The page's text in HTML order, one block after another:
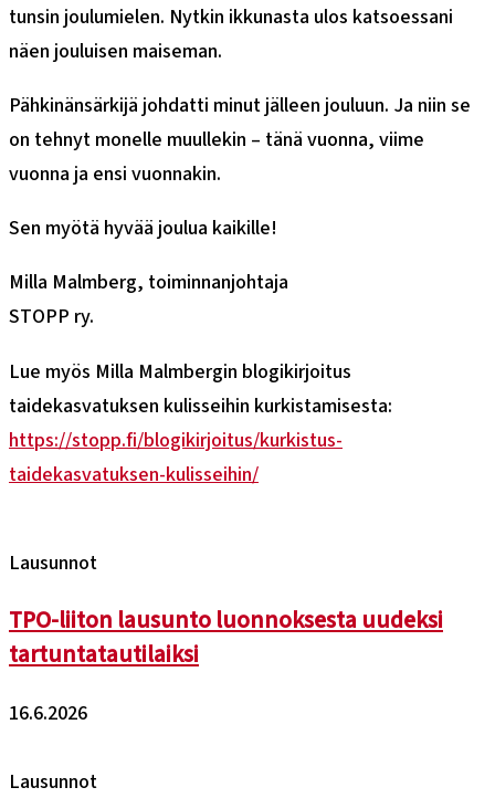
tunsin joulumielen. Nytkin ikkunasta ulos katsoessani
näen jouluisen maiseman.
Pähkinänsärkijä johdatti minut jälleen jouluun. Ja niin se
on tehnyt monelle muullekin – tänä vuonna, viime
vuonna ja ensi vuonnakin.
Sen myötä hyvää joulua kaikille!
Milla Malmberg, toiminnanjohtaja
STOPP ry.
Lue myös Milla Malmbergin blogikirjoitus
taidekasvatuksen kulisseihin kurkistamisesta:
https://stopp.fi/blogikirjoitus/kurkistus-
taidekasvatuksen-kulisseihin/
Lausunnot
TPO-liiton lausunto luonnoksesta uudeksi
tartuntatautilaiksi
16.6.2026
Lausunnot